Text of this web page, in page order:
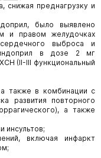
снижая преднагрузку и
было выявлено
и правом желудочках
выброса и
в дозе 2 мг
(II-III функциональный
также в комбинации с
развития повторного
а также
инсультов;
включая инфаркт